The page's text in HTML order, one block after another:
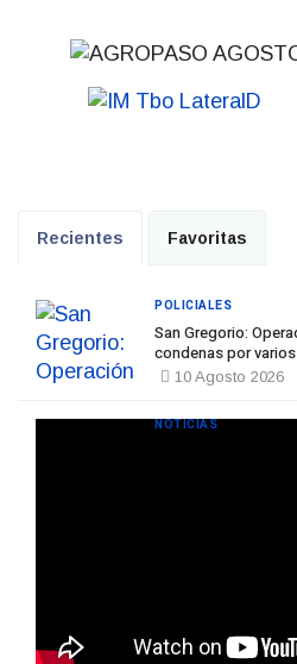
Recientes Favoritas
San Gregorio:
condenas por
10 Agosto 2026
POLICIALES
NOTICIAS